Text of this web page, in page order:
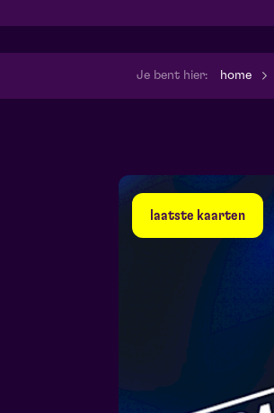
Je bent hier: home
laatste kaarten